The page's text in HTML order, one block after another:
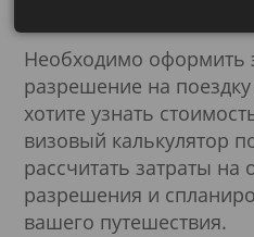
Необходимо оформить
разрешение на
хотите узнать
визовый калькулятор
рассчитать затраты
разрешения и
вашего путешествия.